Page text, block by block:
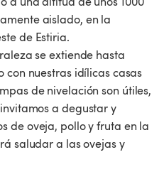
aislado, en la
de Estiria.
se extiende hasta
nuestras idílicas casas
de nivelación son útiles,
a degustar y
de oveja, pollo y fruta en la
saludar a las ovejas y